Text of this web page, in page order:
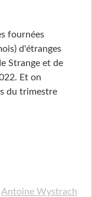
fournées
d'étranges
Strange et de
Et on
du trimestre
Antoine Wystrach